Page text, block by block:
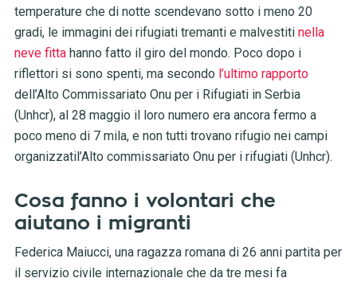
temperature che di notte scendevano sotto i meno 20
gradi, le immagini dei rifugiati tremanti e malvestiti nella
neve fittahanno fatto il giro del mondo. Poco dopo i
riflettori si sono spenti, ma secondo l’ultimo rapporto
dell’Alto Commissariato Onu per i Rifugiati in Serbia
(Unhcr), al 28 maggio il loro numero era ancora fermo a
poco meno di 7 mila, e non tutti trovano rifugio nei campi
organizzatil’Alto commissariato Onu per i rifugiati (Unhcr).
Cosa fanno i volontari che
aiutano i migranti
Federica Maiucci, una ragazza romana di 26 anni partita per
il servizio civile internazionale che da tre mesi fa